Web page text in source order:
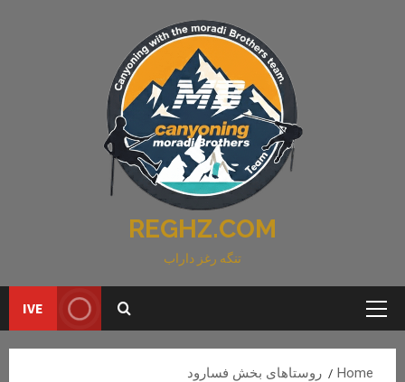
REGHZ.COM
تنگه رغز داراب
Primary
IVE
Home روستاهای بخش فسارود